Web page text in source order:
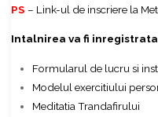
PS – Link-ul de inscriere la
Intalnirea va fi inregistrata
Formularul de lucru si
Modelul exercitiului
Meditatia Trandafirului